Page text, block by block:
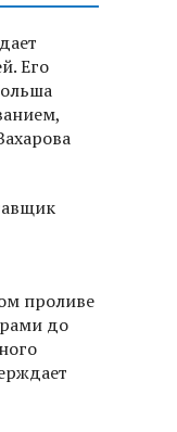
Его
проливе
до